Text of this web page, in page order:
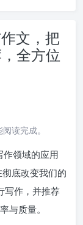
文，把
全方位
读完成。
领域的应用
底改变我们的
写作，并推荐
与质量。